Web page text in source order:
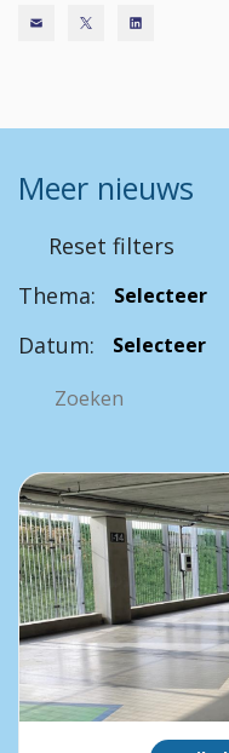
Meer nieuws
Reset filters
Thema:
Datum: